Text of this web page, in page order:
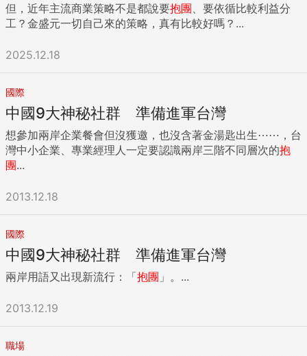
但，近年主流商業策略不是都說要抱團 、要依循比較利益分
工？金盛元一切自己來的策略，真有比較好嗎？...
2025.12.18
國際
中國9大神秘社群 準備進軍台灣
想參加兩岸企業餐會但沒獲邀，也沒含著金湯匙出生⋯⋯，台
灣中小企業、專業經理人一定要認識兩岸三階不同層次的抱
團...
2013.12.18
國際
中國9大神秘社群 準備進軍台灣
兩岸用語又出現新流行：「抱團 」。...
2013.12.19
職場